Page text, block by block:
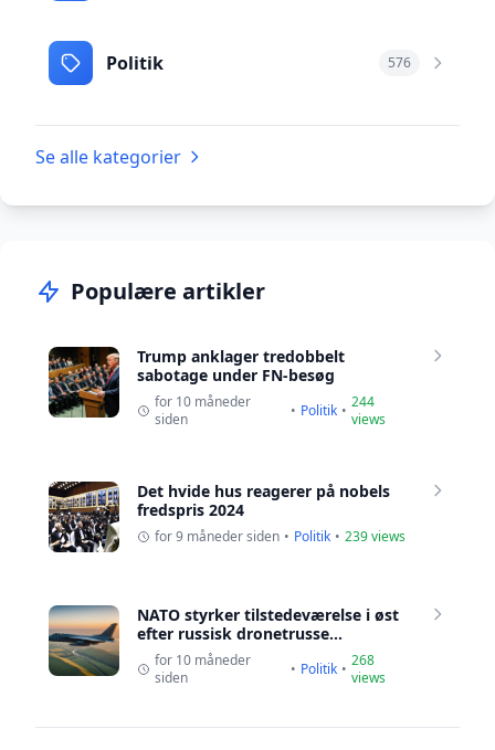
Politik 576
Se alle kategorier
Populære artikler
Trump anklager tredobbelt
sabotage under FN-besøg
for 10 måneder
siden
• Politik • 244
views
Det hvide hus reagerer på nobels
fredspris 2024
for 9 måneder siden • Politik • 239 views
NATO styrker tilstedeværelse i øst
efter russisk dronetrusse...
for 10 måneder
siden
• Politik • 268
views